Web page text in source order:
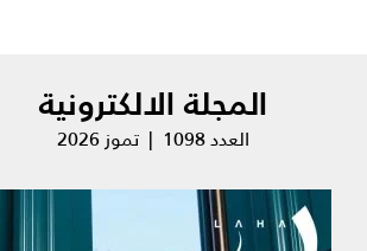
المجلة الالكترونية
العدد 1098 | تموز 2026